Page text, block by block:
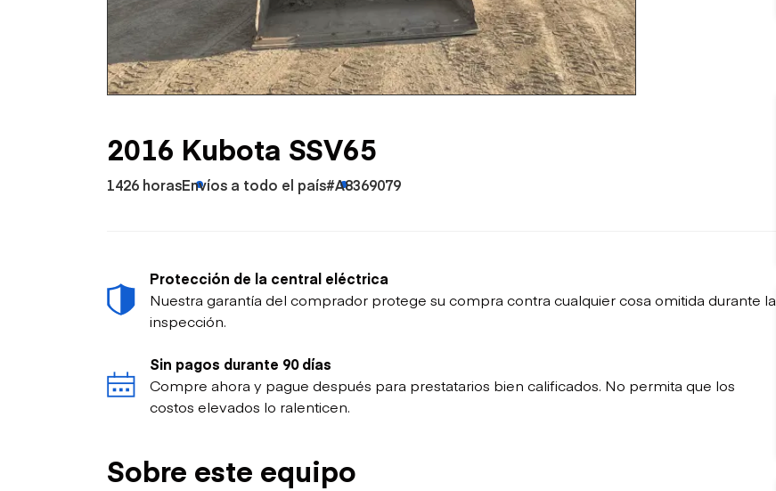
Petróleo y gas
Excavadoras
Motoniveladoras
Minicargadoras
Omitir cargadores
Raspadores
Trailers
Remolques volcados
Remolques de
plataforma
Remolques de troncos
2016 Kubota SSV65
1426 horasEnvíos a todo el país#A8369079
Protección de la central eléctrica
Nuestra garantía del comprador protege su compra contra cualquier cosa omitida durante la
inspección.
Sin pagos durante 90 días
Compre ahora y pague después para prestatarios bien calificados. No permita que los
costos elevados lo ralenticen.
Sobre este equipo